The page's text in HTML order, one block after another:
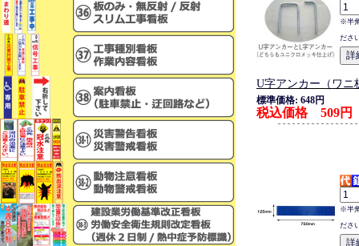
※半
ださ
U字アンカー（ワニ
標準価格: 648円
税込価格 509円
※半
ださ